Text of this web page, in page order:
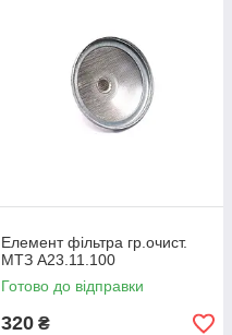
Елемент фільтра гр.очист.
МТЗ А23.11.100
Готово до відправки
320 ₴